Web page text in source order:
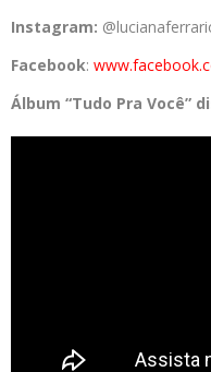
Instagram:
Facebook:
Álbum “Tudo Pra Você”